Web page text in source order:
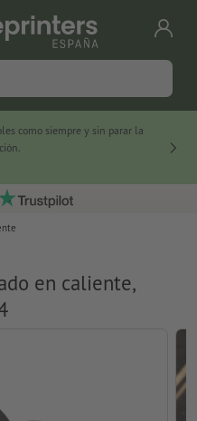
como siempre y sin parar la
en caliente,